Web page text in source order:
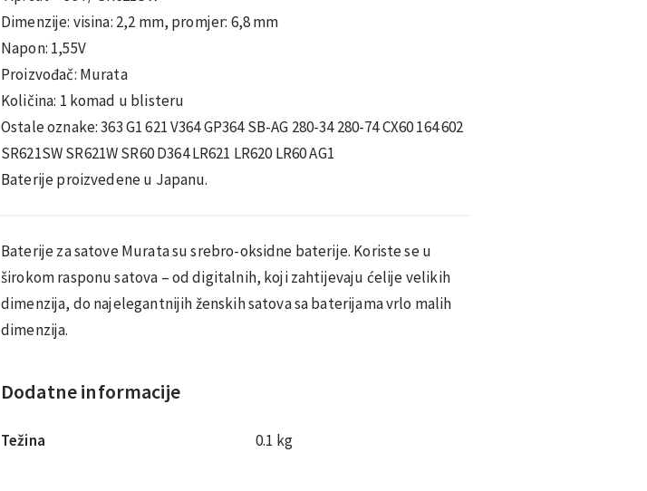
Dimenzije: visina: 2,2 mm, promjer: 6,8 mm
Napon: 1,55V
Proizvođač: Murata
Količina: 1 komad u blisteru
Ostale oznake: 363 G1 621 V364 GP364 SB-AG 280-34 280-74 CX60 164 602
SR621SW SR621W SR60 D364 LR621 LR620 LR60 AG1
Baterije proizvedene u Japanu.
Baterije za satove Murata su srebro-oksidne baterije. Koriste se u
širokom rasponu satova – od digitalnih, koji zahtijevaju ćelije velikih
dimenzija, do najelegantnijih ženskih satova sa baterijama vrlo malih
dimenzija.
Dodatne informacije
Težina 0.1 kg